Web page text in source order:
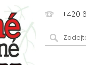
+420